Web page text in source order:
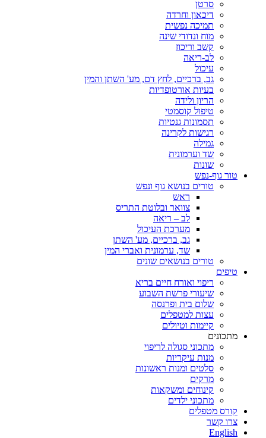
סרטן
דיכאון וחרדה
תמיכה נפשית
מוח ונדודי שינה
קשב וריכוז
לב-ריאה
עיכול
גב, ברכיים, לחץ דם, מע' השתן והמין
בעיות אורטופדיות
הריון ולידה
טיפול קוסמטי
תסמונות גנטיות
רגישות לקרינה
גמילה
שד וערמונית
שונות
טור גוף-נפש
טורים בנושא גוף ונפש
ראש
צוואר ובלוטת התריס
לב – ריאה
מערכת העיכול
גב, ברכיים, מע' השתן
שד, ערמונית ואברי המין
טורים בנושאים שונים
טיפים
ריפוי ואורח חיים בריא
שיעורי פרשת השבוע
שלום בית ופרנסה
עצות למטפלים
קיימות וטיולים
מתכונים
מתכוני סגולה לריפוי
מנות עיקריות
סלטים ומנות ראשונות
מרקים
קינוחים ומשקאות
מתכוני ילדים
קורס מטפלים
צרו קשר
English